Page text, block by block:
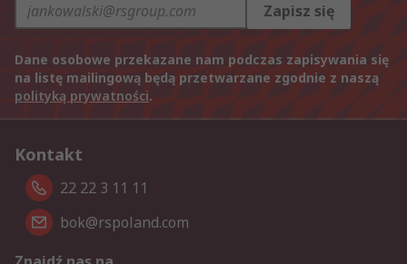
Zapisz się
Dane osobowe przekazane nam podczas zapisywania się
na listę mailingową będą przetwarzane zgodnie z naszą
polityką prywatności.
Kontakt
22 22 3 11 11
bok@rspoland.com